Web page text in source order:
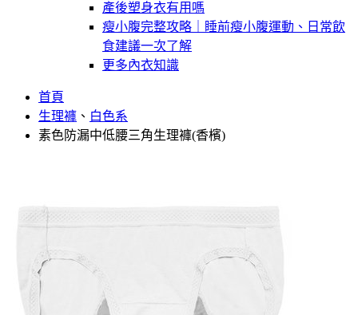
產後塑身衣有用嗎
瘦小腹完整攻略｜睡前瘦小腹運動、日常飲
食建議一次了解
更多內衣知識
首頁
生理褲 、 白色系
素色防漏中低腰三角生理褲(香檳)